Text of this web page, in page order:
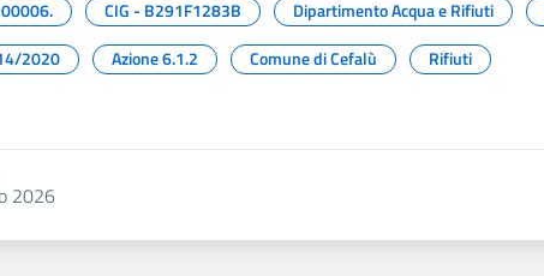
CIG - B291F1283B Dipartimento Acqua e Rifiuti
2020
Azione 6.1.2 Comune di Cefalù Rifiuti
2026